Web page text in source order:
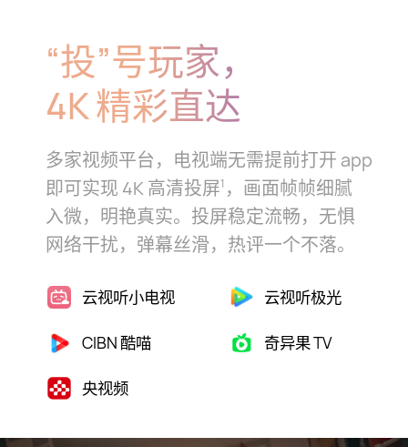
“投”号玩家，
4K 精彩直达
多家视频平台，电视端无需提前打开 app
即可实现 4K 高清投⁠屏1 ，画面帧帧细腻
入⁠微，明艳真⁠实。 投屏稳定流畅，无惧
网络干扰，弹幕丝滑，热评一个不⁠落。
云视听小电视
奇异果 TV
云视听极光
CIBN 酷喵
央视频